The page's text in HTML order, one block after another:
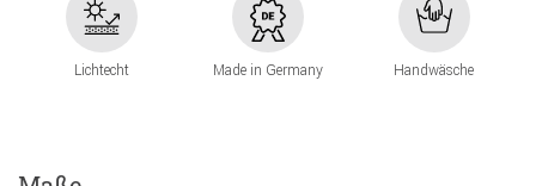
Lichtecht Made in Germany Handwäsche